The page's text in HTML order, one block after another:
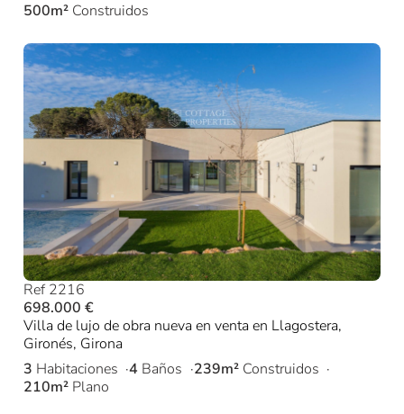
500m² Construidos
Ref 2216
698.000 €
Villa de lujo de obra nueva en venta en Llagostera,
Gironés, Girona
3 Habitaciones 4 Baños 239m² Construidos
210m² Plano